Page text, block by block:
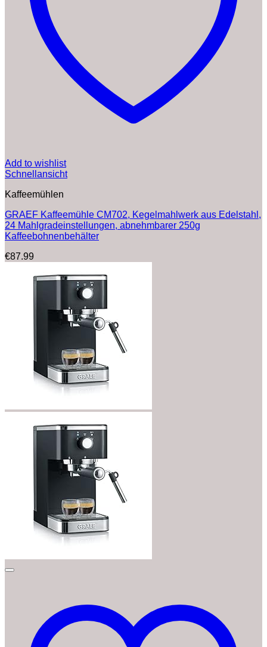
Add to wishlist
Schnellansicht
Kaffeemühlen
GRAEF Kaffeemühle CM702, Kegelmahlwerk aus Edelstahl,
24 Mahlgradeinstellungen, abnehmbarer 250g
Kaffeebohnenbehälter
€87.99